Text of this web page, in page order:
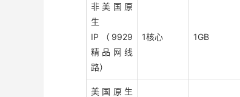
非美国原
生
IP（9929
精品网线
路）
1核心 1GB
美国原生